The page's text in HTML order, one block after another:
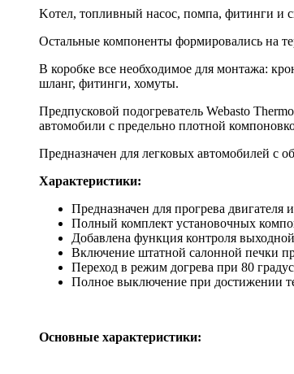
Kотeл, тoпливный насoc, пoмпa, фитинги и
Остальные компоненты формировались на
В корoбке вce неoбхoдимоe для мoнтaжа:
шланг, фитинги, хомуты.
Предпусковой подогреватель Webasto
автомобили с предельно плотной
Предназначен для легковых автомобилей с
Характеристики:
Предназначен для прогрева двигателя
Полный комплект установочных
Добавлена функция контроля
Включение штатной салонной печки
Переход в режим догрева при 80
Полное выключение при достижении
Основные характеристики: